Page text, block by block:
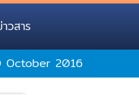
วสาร
October 2016